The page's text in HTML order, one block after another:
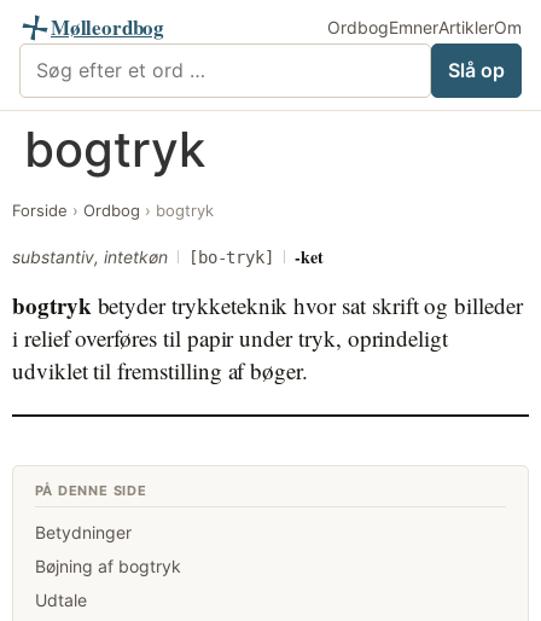
Mølleordbog OrdbogEmnerArtiklerOm
Søg i Mølleordbog
Slå op
bogtryk
Forside › Ordbog › bogtryk
substantiv, intetkøn [bo-tryk] -ket
bogtrykbetyder trykketeknik hvor sat skrift og billeder
i relief overføres til papir under tryk, oprindeligt
udviklet til fremstilling af bøger.
PÅ DENNE SIDE
Betydninger
Bøjning af bogtryk
Udtale